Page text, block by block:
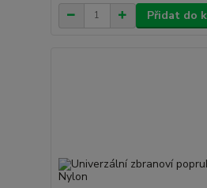
Přidat do